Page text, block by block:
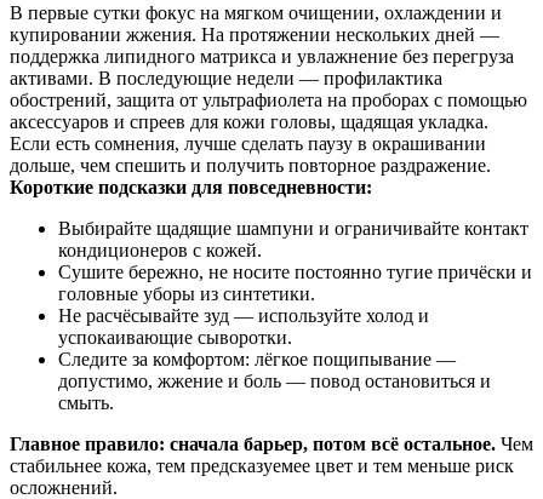
В первые сутки фокус на мягком очищении, охлаждении и
купировании жжения. На протяжении нескольких дней —
поддержка липидного матрикса и увлажнение без перегруза
активами. В последующие недели — профилактика
обострений, защита от ультрафиолета на проборах с помощью
аксессуаров и спреев для кожи головы, щадящая укладка.
Если есть сомнения, лучше сделать паузу в окрашивании
дольше, чем спешить и получить повторное раздражение.
Короткие подсказки для повседневности:
Выбирайте щадящие шампуни и ограничивайте контакт
кондиционеров с кожей.
Сушите бережно, не носите постоянно тугие причёски и
головные уборы из синтетики.
Не расчёсывайте зуд — используйте холод и
успокаивающие сыворотки.
Следите за комфортом: лёгкое пощипывание —
допустимо, жжение и боль — повод остановиться и
смыть.
Главное правило: сначала барьер, потом всё остальное. Чем
стабильнее кожа, тем предсказуемее цвет и тем меньше риск
осложнений.